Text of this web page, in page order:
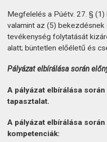
Megfelelés a Púétv. 27. §
valamint az (5) bekezdésnek
tevékenység folytatását
alatt; büntetlen előéletű és
Pályázat elbírálása során
A pályázat elbírálása
tapasztalat.
A pályázat elbírálása
kompetenciák: